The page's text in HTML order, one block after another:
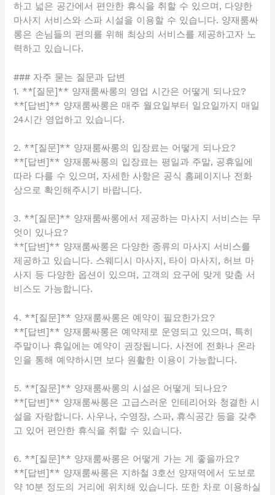
하고 넓은 공간에서 편안한 휴식을 취할 수 있으며, 다양한
마사지 서비스와 스파 시설을 이용할 수 있습니다. 양재룸싸
롱은 손님들의 편의를 위해 최상의 서비스를 제공하고자 노
력하고 있습니다.
### 자주 묻는 질문과 답변
1. **[질문]** 양재룸싸롱의 영업 시간은 어떻게 되나요?
**[답변]** 양재룸싸롱은 매주 월요일부터 일요일까지 매일
24시간 영업하고 있습니다.
2. **[질문]** 양재룸싸롱의 입장료는 어떻게 되나요?
**[답변]** 양재룸싸롱의 입장료는 평일과 주말, 공휴일에
따라 다를 수 있으며, 자세한 사항은 공식 홈페이지나 전화
상으로 확인해주시기 바랍니다.
3. **[질문]** 양재룸싸롱에서 제공하는 마사지 서비스는 무
엇이 있나요?
**[답변]** 양재룸싸롱은 다양한 종류의 마사지 서비스를
제공하고 있습니다. 스웨디시 마사지, 타이 마사지, 허브 마
사지 등 다양한 옵션이 있으며, 고객의 요구에 맞게 맞춤 서
비스도 가능합니다.
4. **[질문]** 양재룸싸롱은 예약이 필요한가요?
**[답변]** 양재룸싸롱은 예약제로 운영되고 있으며, 특히
주말이나 휴일에는 예약이 권장됩니다. 사전에 전화나 온라
인을 통해 예약하시면 보다 원활한 이용이 가능합니다.
5. **[질문]** 양재룸싸롱의 시설은 어떻게 되나요?
**[답변]** 양재룸싸롱은 고급스러운 인테리어와 청결한 시
설을 자랑합니다. 사우나, 수영장, 스파, 휴식공간 등을 갖추
고 있어 편안한 휴식을 취할 수 있습니다.
6. **[질문]** 양재룸싸롱은 어떻게 가는 게 좋을까요?
**[답변]** 양재룸싸롱은 지하철 3호선 양재역에서 도보로
약 10분 정도의 거리에 위치해 있습니다. 또한 차로 이용하실